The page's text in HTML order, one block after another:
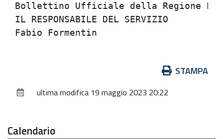
Bollettino Ufficiale della Regione
IL RESPONSABILE DEL SERVIZIO
documento
STAMPA
ultima modifica 19 maggio 2023 20:22
Calendario